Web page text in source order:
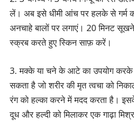
लें। अब इसे धीमी आंच पर हलके से गर्म
अनचाहे बालों पर लगाएं। 20 मिनट
स्क्रब करते हुए स्किन साफ़ करें।
3. मक्के या चने के आटे का उपयोग करके
सकता है जो शरीर की मृत त्वचा को
रंग को हल्का करने में मदद करता है।
दूध और हल्दी को मिलाकर एक गाढ़ा